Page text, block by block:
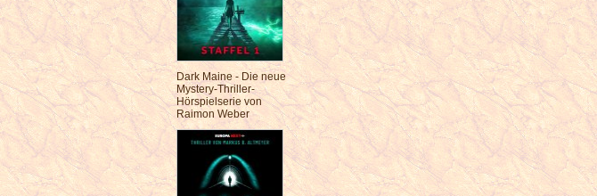
Dark Maine - Die neue
Mystery-Thriller-
Hörspielserie von
Raimon Weber